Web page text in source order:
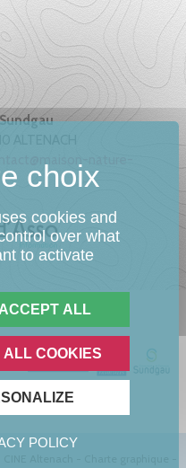
ALTENACH
Altenach -
cookies and
over what
to activate
ALL
ALL COOKIES
POLICY